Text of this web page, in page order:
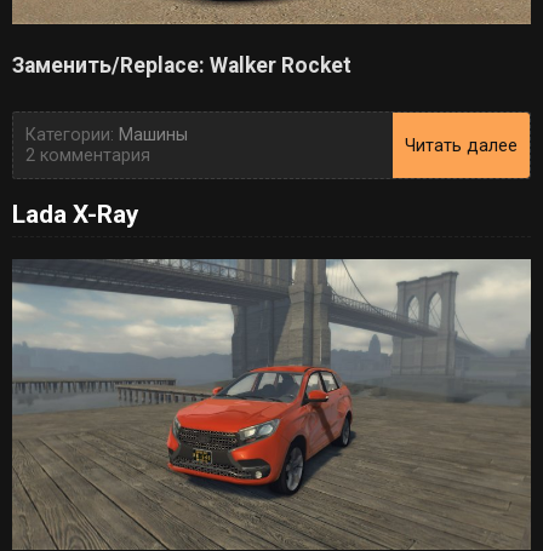
Заменить/Replace: Walker Rocket
Категории: Машины
2 комментария
Читать далее
Lada X-Ray